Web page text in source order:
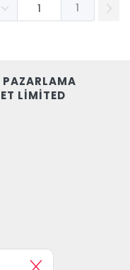
1
LİMİTED